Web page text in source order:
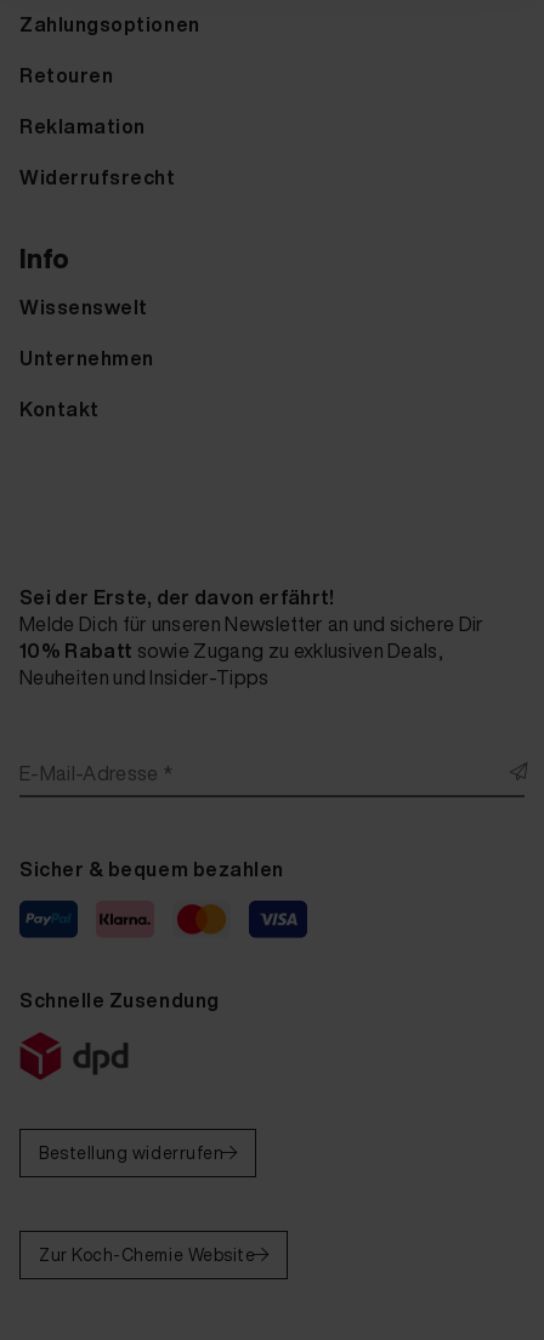
Zahlungsoptionen
Retouren
Reklamation
Widerrufsrecht
Info
Wissenswelt
Unternehmen
Kontakt
Sei der Erste, der davon erfährt!
Melde Dich für unseren Newsletter an und sichere Dir
10% Rabatt sowie Zugang zu exklusiven Deals,
Neuheiten und Insider-Tipps
E-Mail-Adresse *
Sicher & bequem bezahlen
Schnelle Zusendung
Bestellung widerrufen
Zur Koch-Chemie Website